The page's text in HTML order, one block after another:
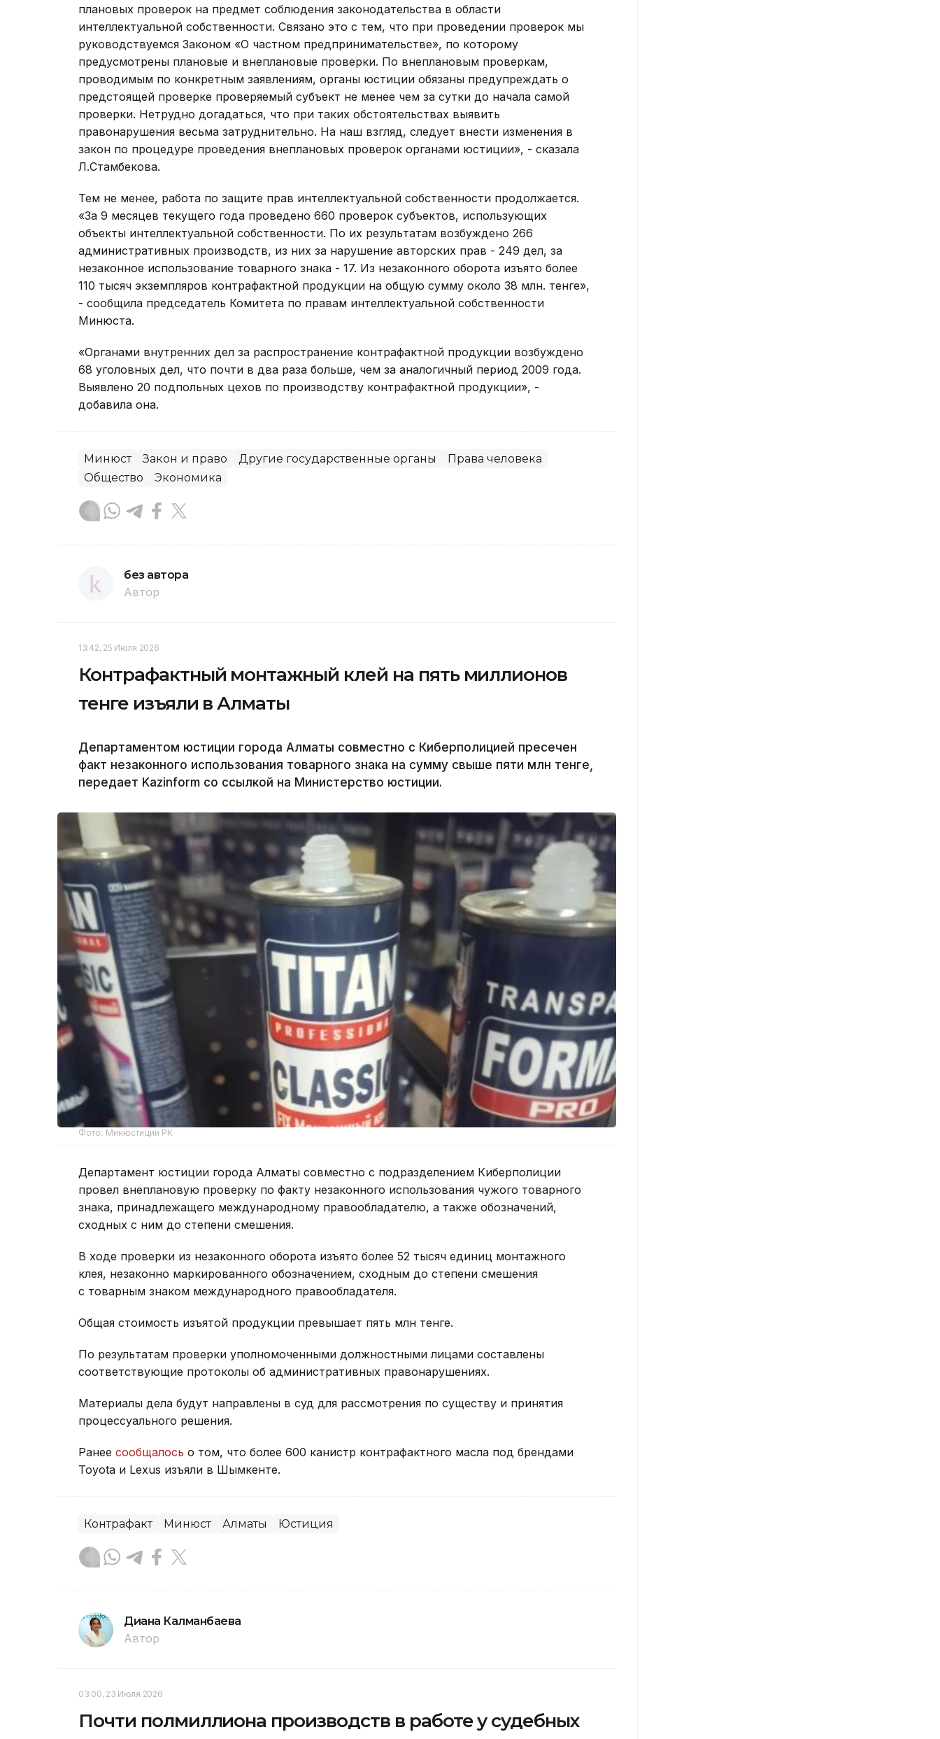
плановых проверок на предмет соблюдения законодательства в области
интеллектуальной собственности. Связано это с тем, что при проведении проверок мы
руководствуемся Законом «О частном предпринимательстве», по которому
предусмотрены плановые и внеплановые проверки. По внеплановым проверкам,
проводимым по конкретным заявлениям, органы юстиции обязаны предупреждать о
предстоящей проверке проверяемый субъект не менее чем за сутки до начала самой
проверки. Нетрудно догадаться, что при таких обстоятельствах выявить
правонарушения весьма затруднительно. На наш взгляд, следует внести изменения в
закон по процедуре проведения внеплановых проверок органами юстиции», - сказала
Л.Стамбекова.
Тем не менее, работа по защите прав интеллектуальной собственности продолжается.
«За 9 месяцев текущего года проведено 660 проверок субъектов, использующих
объекты интеллектуальной собственности. По их результатам возбуждено 266
административных производств, из них за нарушение авторских прав - 249 дел, за
незаконное использование товарного знака - 17. Из незаконного оборота изъято более
110 тысяч экземпляров контрафактной продукции на общую сумму около 38 млн. тенге»,
- сообщила председатель Комитета по правам интеллектуальной собственности
Минюста.
«Органами внутренних дел за распространение контрафактной продукции возбуждено
68 уголовных дел, что почти в два раза больше, чем за аналогичный период 2009 года.
Выявлено 20 подпольных цехов по производству контрафактной продукции», -
добавила она.
Минюст Закон и право Другие государственные органы
Права человека
Общество
Экономика
без автора
Автор
13:42, 25 Июля 2026
Контрафактный монтажный клей на пять миллионов
тенге изъяли в Алматы
Департаментом юстиции города Алматы совместно с Киберполицией пресечен
факт незаконного использования товарного знака на сумму свыше пяти млн тенге,
передает Kazinform со ссылкой на Министерство юстиции.
Фото: Минюстиции РК
Департамент юстиции города Алматы совместно с подразделением Киберполиции
провел внеплановую проверку по факту незаконного использования чужого товарного
знака, принадлежащего международному правообладателю, а также обозначений,
сходных с ним до степени смешения.
В ходе проверки из незаконного оборота изъято более 52 тысяч единиц монтажного
клея, незаконно маркированного обозначением, сходным до степени смешения
с товарным знаком международного правообладателя.
Общая стоимость изъятой продукции превышает пять млн тенге.
По результатам проверки уполномоченными должностными лицами составлены
соответствующие протоколы об административных правонарушениях.
Материалы дела будут направлены в суд для рассмотрения по существу и принятия
процессуального решения.
Ранее сообщалось о том, что более 600 канистр контрафактного масла под брендами
Toyota и Lexus изъяли в Шымкенте.
Контрафакт Минюст Алматы Юстиция
Диана Калманбаева
Автор
03:00, 23 Июля 2026
Почти полмиллиона производств в работе у судебных